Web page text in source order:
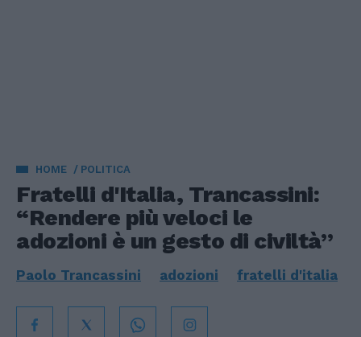
HOME POLITICA
Fratelli d'Italia, Trancassini:
“Rendere più veloci le
adozioni è un gesto di civiltà”
Paolo Trancassini adozioni fratelli d'italia